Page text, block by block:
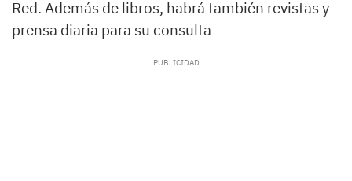
Red. Además de libros, habrá también revistas y
prensa diaria para su consulta